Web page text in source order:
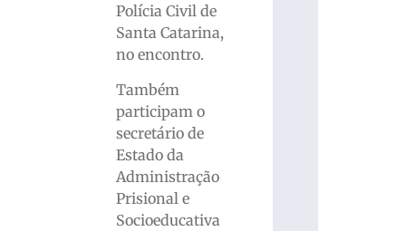
Polícia Civil de
Santa Catarina,
no encontro.
Também
participam o
secretário de
Estado da
Administração
Prisional e
Socioeducativa